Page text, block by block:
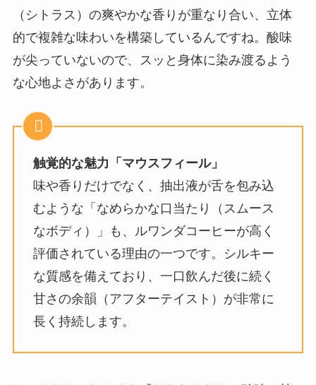
（シトラス）の爽やかな香りが重なり合い、立体
的で複雑な味わいを構築しているんですね。酸味
が尖っていないので、スッと身体に染み渡るよう
な心地よさがあります。
触覚的な魅力「マウスフィール」
味や香りだけでなく、抽出液が舌を包み込
むような「なめらかな口当たり（スムース
なボディ）」も、ルワンダコーヒーが高く
評価されている理由の一つです。シルキー
な質感を備えており、一口飲んだ後に続く
甘さの余韻（アフターテイスト）が非常に
長く持続します。